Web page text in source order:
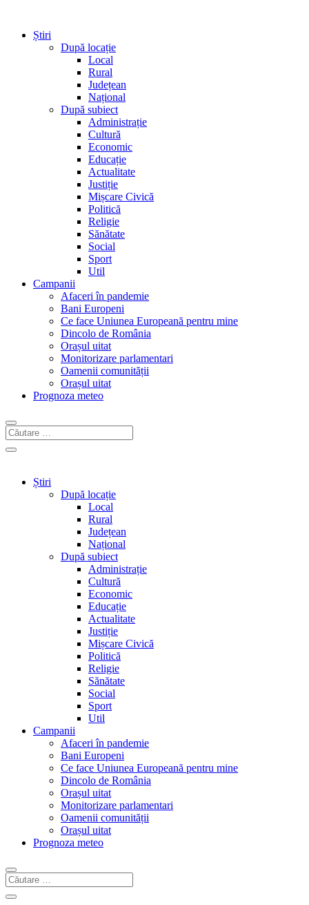
Știri
După locație
Local
Rural
Județean
Național
După subiect
Administrație
Cultură
Economic
Educație
Actualitate
Justiție
Mișcare Civică
Politică
Religie
Sănătate
Social
Sport
Util
Campanii
Afaceri în pandemie
Bani Europeni
Ce face Uniunea Europeană pentru mine
Dincolo de România
Orașul uitat
Monitorizare parlamentari
Oamenii comunității
Orașul uitat
Prognoza meteo
Știri
După locație
Local
Rural
Județean
Național
După subiect
Administrație
Cultură
Economic
Educație
Actualitate
Justiție
Mișcare Civică
Politică
Religie
Sănătate
Social
Sport
Util
Campanii
Afaceri în pandemie
Bani Europeni
Ce face Uniunea Europeană pentru mine
Dincolo de România
Orașul uitat
Monitorizare parlamentari
Oamenii comunității
Orașul uitat
Prognoza meteo